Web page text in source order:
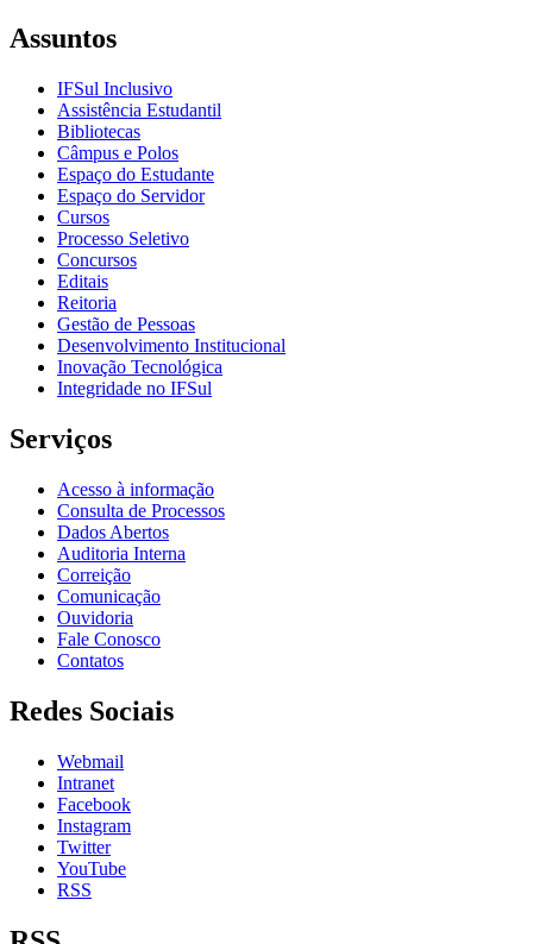
Assuntos
IFSul Inclusivo
Assistência Estudantil
Bibliotecas
Câmpus e Polos
Espaço do Estudante
Espaço do Servidor
Cursos
Processo Seletivo
Concursos
Editais
Reitoria
Gestão de Pessoas
Desenvolvimento Institucional
Inovação Tecnológica
Integridade no IFSul
Serviços
Acesso à informação
Consulta de Processos
Dados Abertos
Auditoria Interna
Correição
Comunicação
Ouvidoria
Fale Conosco
Contatos
Redes Sociais
Webmail
Intranet
Facebook
Instagram
Twitter
YouTube
RSS